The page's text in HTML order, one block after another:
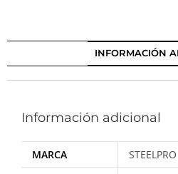
INFORMACIÓN
Información adicional
MARCA
STEELPRO